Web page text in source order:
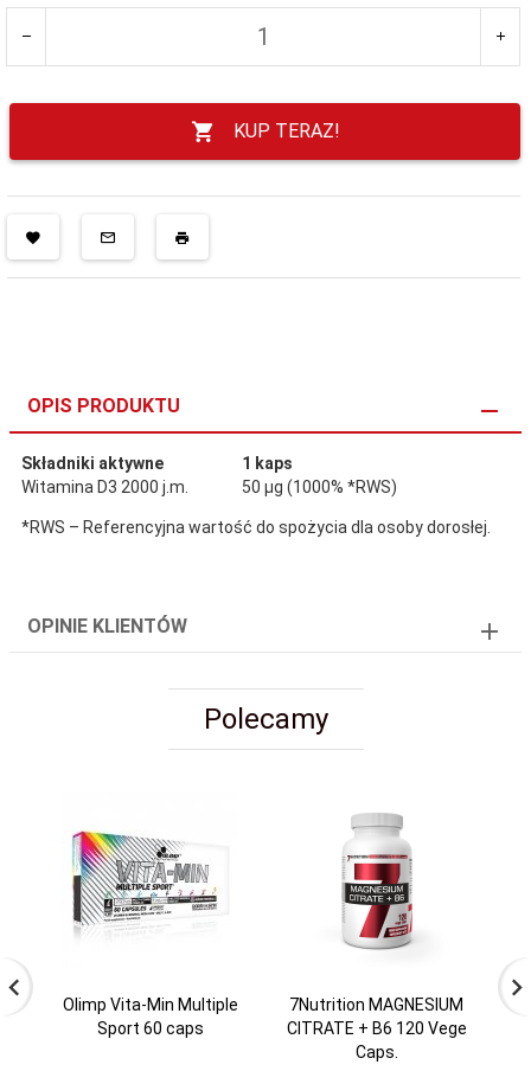
KUP TERAZ!
OPIS PRODUKTU
Składniki aktywne
1 kaps
Witamina D3 2000 j.m.
50 μg (1000% *RWS)
*RWS – Referencyjna wartość do spożycia dla osoby dorosłej.
OPINIE KLIENTÓW
Polecamy
Olimp Vita-Min Multiple
Sport 60 caps
7Nutrition MAGNESIUM
CITRATE + B6 120 Vege
Caps.